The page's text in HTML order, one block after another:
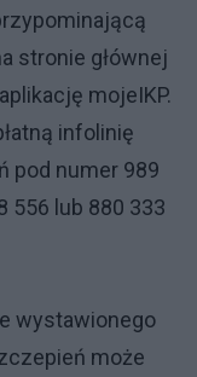
stronie głównej
mojeIKP.
infolinię
pod numer 989
556 lub 880 333
wystawionego
może